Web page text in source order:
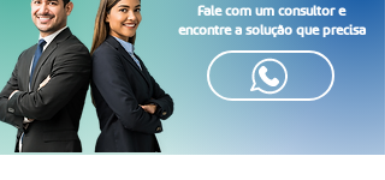
Fale com um consultor e
encontre a solução que precisa